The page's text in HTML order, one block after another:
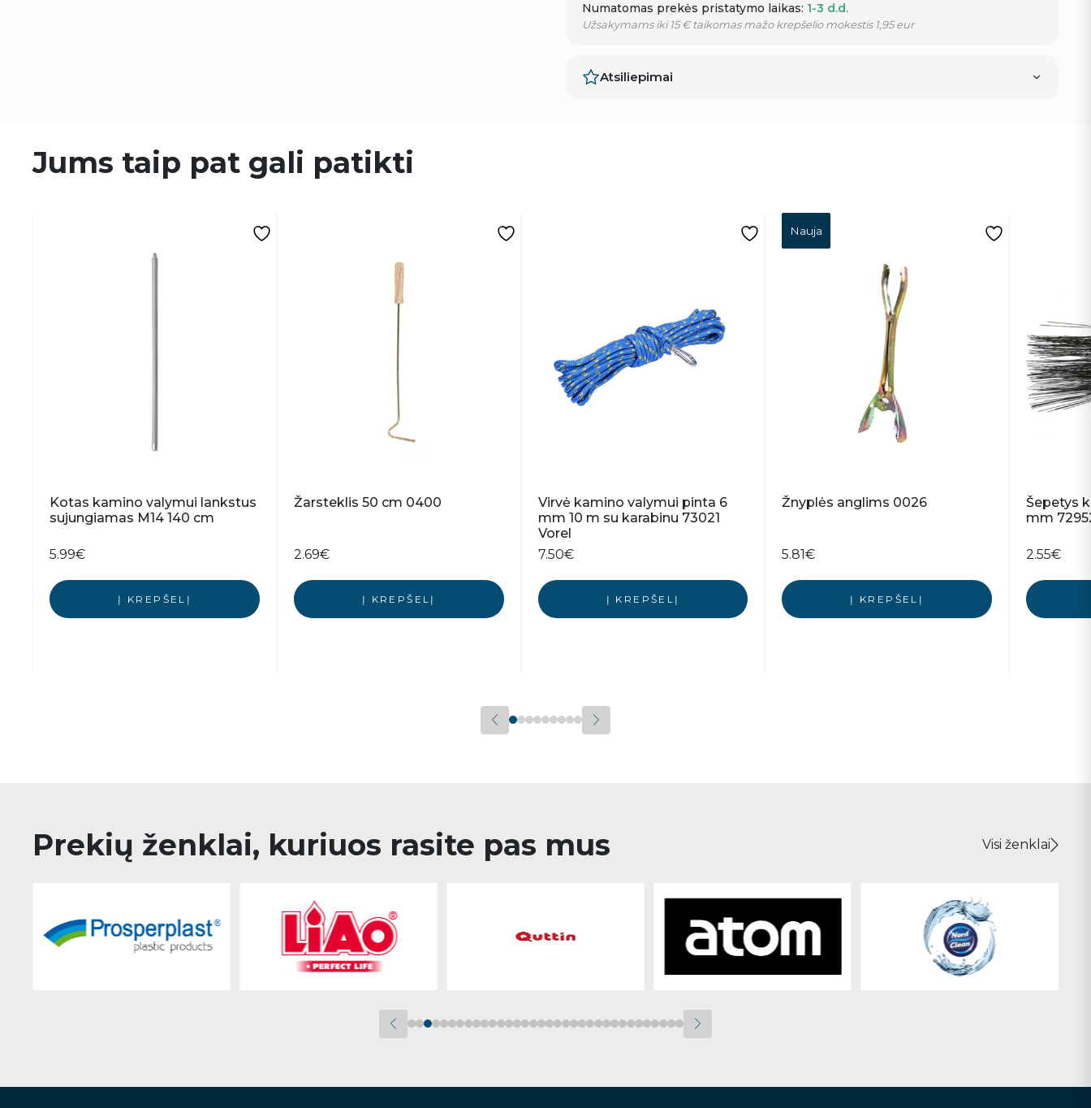
Numatomas prekės pristatymo laikas: 1-3 d.d.
Užsakymams iki 15 € taikomas mažo krepšelio mokestis 1,95 eur
Atsiliepimai
Jums taip pat gali patikti
Kotas kamino valymui lankstus
sujungiamas M14 140 cm
5.99€
Į KREPŠELĮ
Žarsteklis 50 cm 0400
2.69€
Į KREPŠELĮ
Virvė kamino valymui pinta 6
mm 10 m su karabinu 73021
Vorel
7.50€
Į KREPŠELĮ
Nauja
Žnyplės anglims 0026
5.81€
Į KREPŠELĮ
Šepetys
mm
2.55€
Prekių ženklai, kuriuos rasite pas mus Visi ženklai